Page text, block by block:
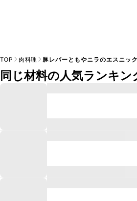
TOP 肉料理 豚レバーともやニラのエスニッ
同じ材料の人気ランキン